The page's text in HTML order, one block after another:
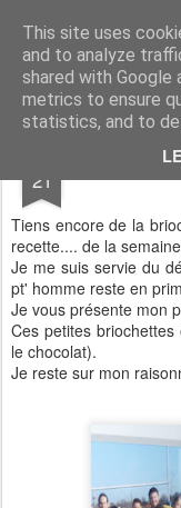
This site uses
and to analyze
shared with Google
metrics to ensure
statistics, and to
Aux papilles by
21
Tiens encore de la
recette.... de la
Je me suis servie du
pt' homme reste en
Je vous présente mon
Ces petites
le chocolat).
Je reste sur mon